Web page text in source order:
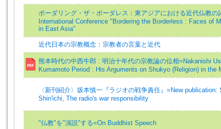
ボーダリング・ザ・ボーダレス：東アジアにおける近代仏教の
International Conference "Bordering the Borderless : Faces of
in East Asia"
近代日本の宗教概念：宗教者の言葉と近代
熊本時代の中西牛郎 : 明治十年代の宗教論の位相=Nakanishi
Kumamoto Period : His Arguments on Shukyo (Religion) in the
〈新刊紹介〉坂本慎一『ラジオの戦争責任』=New publication:
Shin'ichi, The radio's war responsibility
"仏教"を"演説"する=On Buddhist Speech